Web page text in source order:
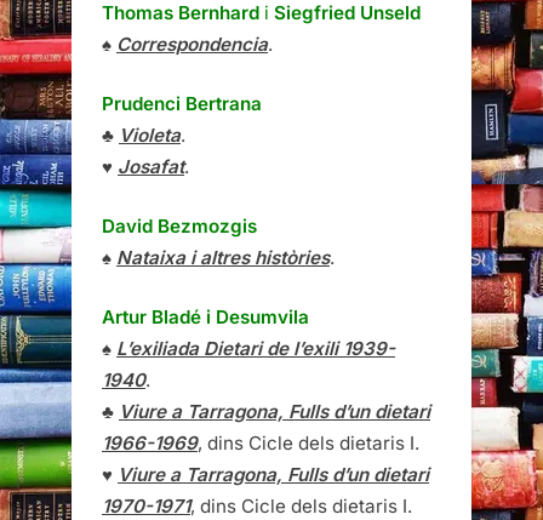
Thomas Bernhard i Siegfried Unseld
♠ Correspondencia.
Prudenci Bertrana
♣ Violeta.
♥ Josafat.
David Bezmozgis
♠ Nataixa i altres històries.
Artur Bladé i Desumvila
♠ L’exiliada Dietari de l’exili 1939-
1940.
♣ Viure a Tarragona, Fulls d’un dietari
1966-1969, dins Cicle dels dietaris I.
♥ Viure a Tarragona, Fulls d’un dietari
1970-1971, dins Cicle dels dietaris I.